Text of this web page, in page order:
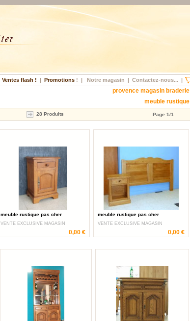
Ventes flash ! | Promotions ! | Notre magasin | Contactez-nous... |
provence magasin braderie
meuble rustique
28 Produits Page 1/1
meuble rustique pas cher
VENTE EXCLUSIVE MAGASIN
0,00 €
meuble rustique pas cher
VENTE EXCLUSIVE MAGASIN
0,00 €